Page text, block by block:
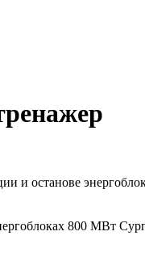
и останове
800 МВт